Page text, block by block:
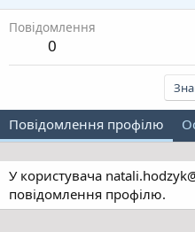
Повідомлення
0
Повідомлення профілю
У користувача
повідомлення профілю.